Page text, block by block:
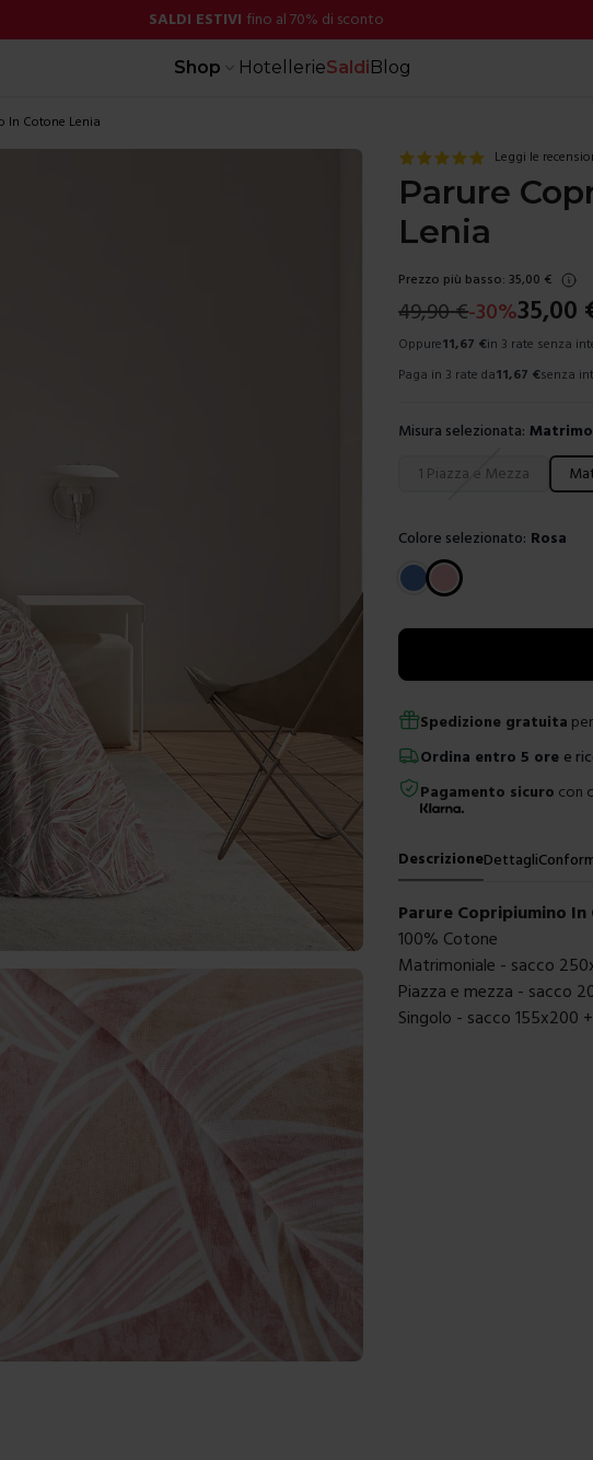
SALDI ESTIVI fino al 70% di sconto
Shop HotellerieSaldiBlog
In Cotone Lenia
Leggi le
Parure
Lenia
Prezzo più basso: 35,00 €
49,90€-30%35,00
Oppure11,67 €in 3 rate senza
Paga in 3 rate da11,67 €senza
Misura selezionata:
Scegli una misura
1 Piazza e Mezza
Colore selezionato: Rosa
Scegli un colore
Spedizione gratuita
Ordina entro5 ore e
Pagamento sicuro con
DescrizioneDettagli
Parure Copripiumino In
100% Cotone
Matrimoniale - sacco
Piazza e mezza - sacco
Singolo - sacco 155x200